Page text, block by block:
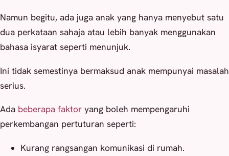
Namun begitu, ada juga anak yang hanya menyebut satu
dua perkataan sahaja atau lebih banyak menggunakan
bahasa isyarat seperti menunjuk.
Ini tidak semestinya bermaksud anak mempunyai masalah
serius.
Ada beberapa faktor yang boleh mempengaruhi
perkembangan pertuturan seperti:
Kurang rangsangan komunikasi di rumah.